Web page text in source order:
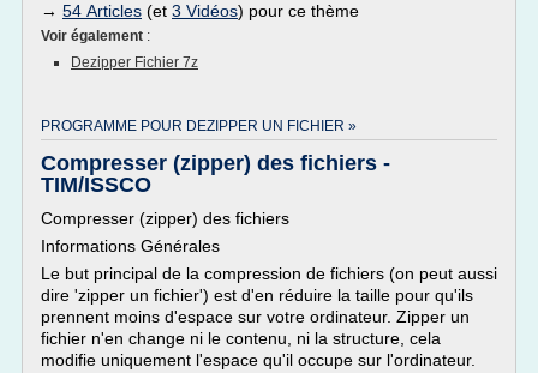
→ 54 Articles (et 3 Vidéos) pour ce thème
Voir également :
Dezipper Fichier 7z
PROGRAMME POUR DEZIPPER UN FICHIER »
Compresser (zipper) des fichiers -
TIM/ISSCO
Compresser (zipper) des fichiers
Informations Générales
Le but principal de la compression de fichiers (on peut aussi
dire 'zipper un fichier') est d'en réduire la taille pour qu'ils
prennent moins d'espace sur votre ordinateur. Zipper un
fichier n'en change ni le contenu, ni la structure, cela
modifie uniquement l'espace qu'il occupe sur l'ordinateur.